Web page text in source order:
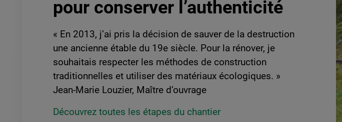
pour conserver l’authenticité
« En 2013, j’ai pris la décision de sauver de la destruction
une ancienne étable du 19e siècle. Pour la rénover, je
souhaitais respecter les méthodes de construction
traditionnelles et utiliser des matériaux écologiques. »
Jean-Marie Louzier, Maître d’ouvrage
Découvrez toutes les étapes du chantier